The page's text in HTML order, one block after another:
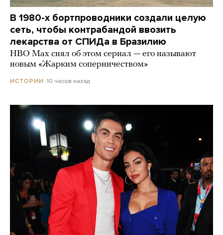
В 1980-х бортпроводники создали целую
сеть, чтобы контрабандой ввозить
лекарства от СПИДа в Бразилию
HBO Max снял об этом сериал — его называют
новым «Жарким соперничеством»
ИСТОРИИ 10 часов назад